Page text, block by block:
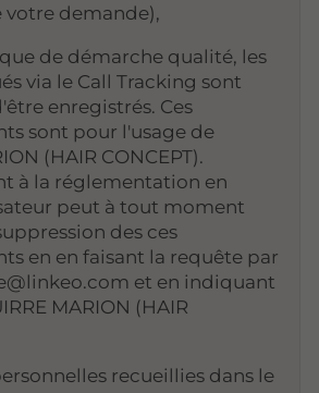
votre demande),
de démarche qualité, les
via le Call Tracking sont
enregistrés. Ces
sont pour l'usage de
(HAIR CONCEPT).
à la réglementation en
peut à tout moment
des ces
en en faisant la requête par
et en indiquant
MARION (HAIR
recueillies dans le